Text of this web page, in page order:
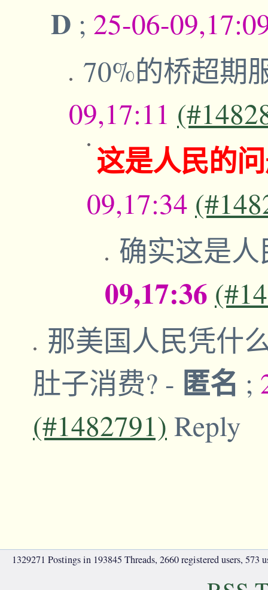
D ; 25-06-
70%的桥超期
09,17:11
这是人民的
09,17:34
确实这是
09,17:36
那美国人民凭什
肚子消费? - 匿名 ;
(#1482791) Reply
1329271 Postings in 193845 Threads, 2660 registered users, 573